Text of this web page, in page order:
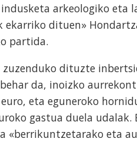
arkeologiko
ekarriko dituen»
partida.
dituzte
da, inoizko
eta eguneroko
gastua duela udalak.
«berrikuntzetarako eta